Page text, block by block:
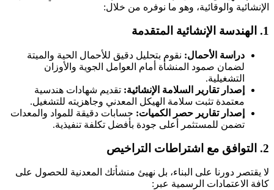
والوقائية، وهو ما نوفره من خلال:
دراسة الأحمال:نقوم بتحليل دقيق للأحمال الحية والميتة
لضمان صمود المنشأة أمام العوامل الجوية والأوزان
التشغيلية.
إصدار تقارير السلامة الإنشائية:تقديم شهادات هندسية
معتمدة تثبت سلامة الهيكل المعدني وجاهزيته للتشغيل.
إصدار تقارير حصر الكميات:حسابات دقيقة للمواد والمعدات
تضمن للمستثمر أعلى جودة بأفضل تكلفة تنفيذية.
يقتصر دورنا على البناء، بل نهيئ منشأتك المعدنية للحصول على
الاعتمادات الرسمية عبر: